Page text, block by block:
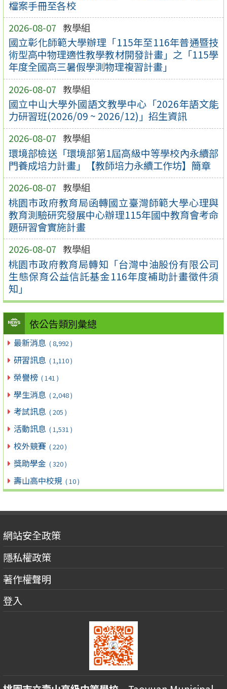
檔案手冊至各校
2026-08-07 教學組
國立彰化師範大學辦理「115年至116年普通暨技
術型高中物理適性教學教材開發計畫」之「115學
年度全國高三暑假學測物理複習計畫」
2026-08-07 教學組
國立中山大學外國語文教學中心「2026年語文能
力研習班(2026/09 ~ 2026/12)」招生資訊
2026-08-07 教學組
環境部檢送「環境部第1屆高級中等學校內永續部
門養成培力計畫」【教師培力永續工作坊】簡章
2026-08-07 教學組
桃園市政府教育局函轉國立臺灣師範大學心理與
教育測驗研究發展中心辦理115年國中教育會考命
題研習會實施計畫
2026-08-07 教學組
桃園市政府教育局轉知「台灣中油股份有限公司
生態保育公益信託基金116年度補助計畫徵件須
知」
依公告類別彙總
最新消息 ( 8,992 )
研習訊息 ( 1,110 )
榮譽榜 ( 141 )
學生消息 ( 2,048 )
考試訊息 ( 205 )
活動訊息 ( 1,531 )
校外競賽 ( 220 )
獎助學金 ( 320 )
壽山高中校規 ( 10 )
網站安全政策
隱私權政策
著作權聲明
登入